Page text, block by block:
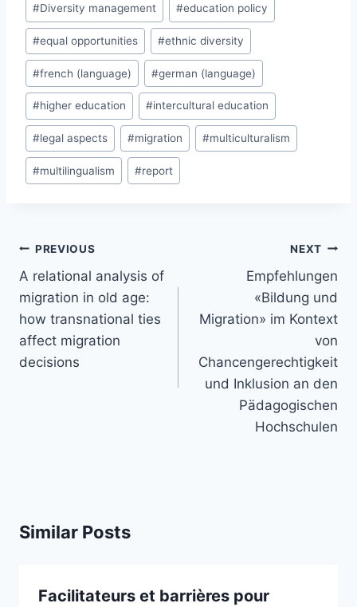
#Diversity management #education policy
#equal opportunities #ethnic diversity
#french (language) #german (language)
#higher education #intercultural education
#legal aspects #migration #multiculturalism
#multilingualism #report
Post
navigation
PREVIOUS
A relational analysis of
migration in old age:
how transnational ties
affect migration
decisions
NEXT
Empfehlungen
«Bildung und
Migration» im Kontext
von
Chancengerechtigkeit
und Inklusion an den
Pädagogischen
Hochschulen
Similar Posts
Facilitateurs et barrières pour